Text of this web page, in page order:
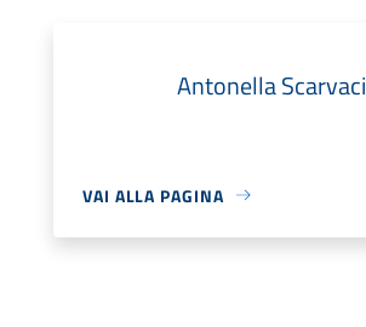
Antonella Scarvaci
VAI ALLA PAGINA